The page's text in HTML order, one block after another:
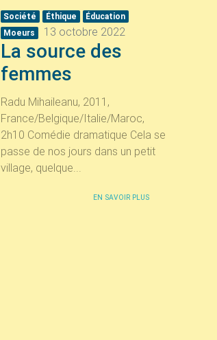
Société Éthique
Éducation
Moeurs
13 octobre 2022
La source des
femmes
Radu Mihaileanu, 2011,
France/Belgique/Italie/Maroc,
2h10 Comédie dramatique Cela se
passe de nos jours dans un petit
village, quelque...
EN SAVOIR PLUS